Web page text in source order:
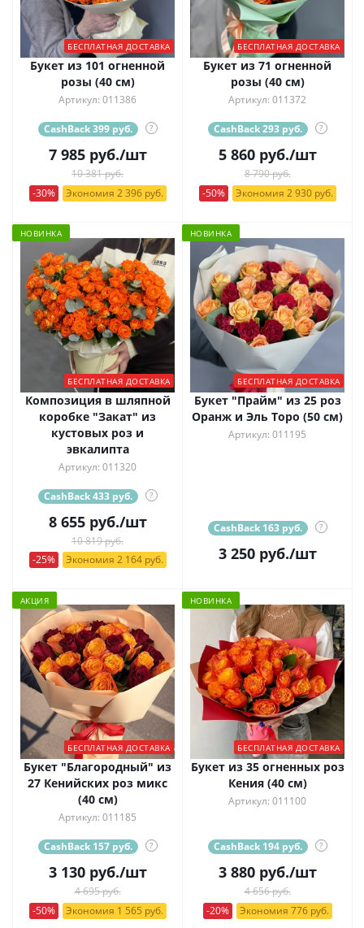
БЕСПЛАТНАЯ ДОСТАВКА
Букет из 101 огненной
розы (40 см)
Артикул: 011386
CashBack 399 руб. ?
7 985руб./шт
10 381 руб.
-30%
Экономия 2 396 руб.
БЕСПЛАТНАЯ ДОСТАВКА
Букет из 71 огненной
розы (40 см)
Артикул: 011372
CashBack 293 руб. ?
5 860руб./шт
8 790 руб.
-50%
Экономия 2 930 руб.
НОВИНКА
БЕСПЛАТНАЯ ДОСТАВКА
Композиция в шляпной
коробке "Закат" из
кустовых роз и
эвкалипта
Артикул: 011320
CashBack 433 руб. ?
8 655руб./шт
10 819 руб.
-25%
Экономия 2 164 руб.
НОВИНКА
БЕСПЛАТНАЯ ДОСТАВКА
Букет "Прайм" из 25 роз
Оранж и Эль Торо (50 см)
Артикул: 011195
CashBack 163 руб. ?
3 250руб./шт
АКЦИЯ
БЕСПЛАТНАЯ ДОСТАВКА
Букет "Благородный" из
27 Кенийских роз микс
(40 см)
Артикул: 011185
CashBack 157 руб. ?
3 130руб./шт
4 695 руб.
-50%
Экономия 1 565 руб.
НОВИНКА
БЕСПЛАТНАЯ ДОСТАВКА
Букет из 35 огненных роз
Кения (40 см)
Артикул: 011100
CashBack 194 руб. ?
3 880руб./шт
4 656 руб.
-20%
Экономия 776 руб.